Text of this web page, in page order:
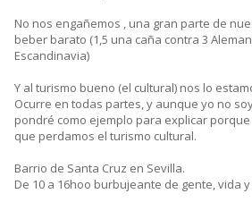
No nos engañemos , una gran parte de
beber barato (1,5 una caña contra 3
Escandinavia)
Y al turismo bueno (el cultural) nos lo
Ocurre en todas partes, y aunque yo no
pondré como ejemplo para explicar
que perdamos el turismo cultural.
Barrio de Santa Cruz en Sevilla.
De 10 a 16hoo burbujeante de gente, vida